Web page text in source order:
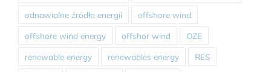
odnawialne źródła energii offshore wind
offshore wind energy offshor wind OZE
renewable energy renewables energy RES